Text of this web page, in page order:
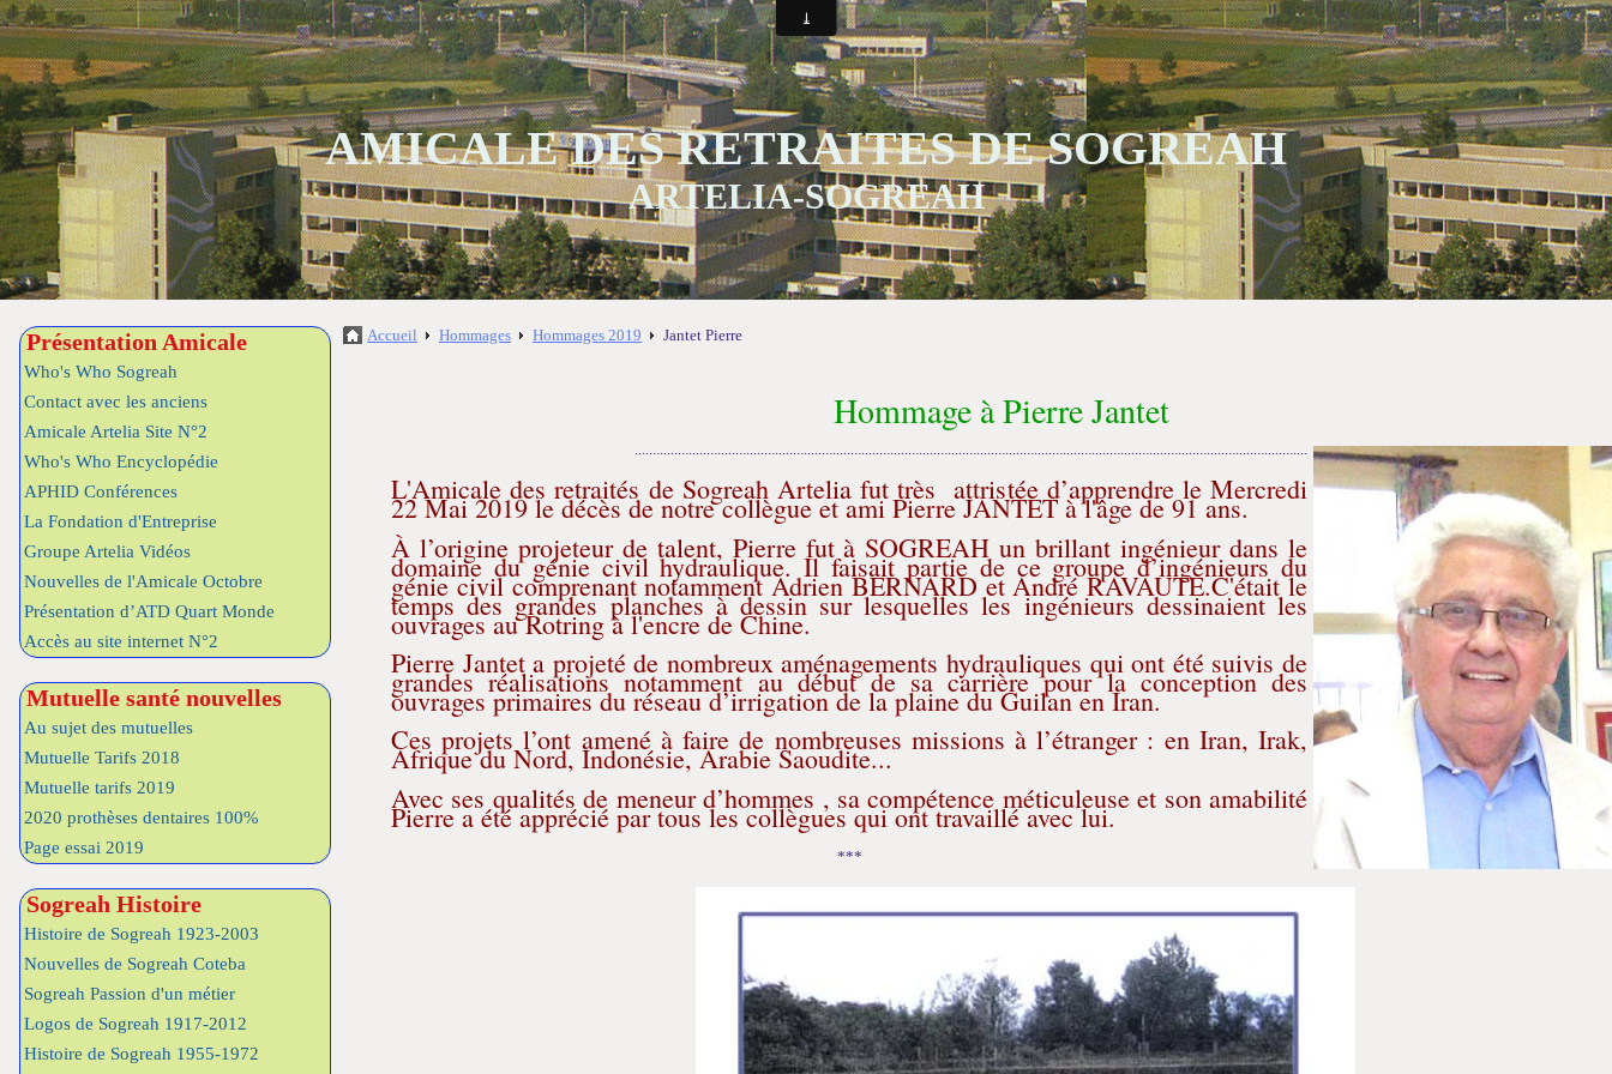
AMICALE DES RETRAITES DE SOGREAH
ARTELIA-SOGREAH
Présentation Amicale
Who's Who Sogreah
Contact avec les anciens
Amicale Artelia Site N°2
Who's Who Encyclopédie
APHID Conférences
La Fondation d'Entreprise
Groupe Artelia Vidéos
Nouvelles de l'Amicale Octobre
Présentation d’ATD Quart Monde
Accès au site internet N°2
Mutuelle santé nouvelles
Au sujet des mutuelles
Mutuelle Tarifs 2018
Mutuelle tarifs 2019
2020 prothèses dentaires 100%
Page essai 2019
Sogreah Histoire
Histoire de Sogreah 1923-2003
Nouvelles de Sogreah Coteba
Sogreah Passion d'un métier
Logos de Sogreah 1917-2012
Histoire de Sogreah 1955-1972
Accueil Hommages Hommages 2019 Jantet Pierre
Hommage à Pierre Jantet
L'Amicale des retraités de Sogreah Artelia fut très attristée d’apprendre le Mercredi
22 Mai 2019 le décès de notre collègue et ami Pierre JANTET à l'âge de 91 ans.
À l’origine projeteur de talent, Pierre fut à SOGREAH un brillant ingénieur dans le
domaine du génie civil hydraulique. Il faisait partie de ce groupe d’ingénieurs du
génie civil comprenant notamment Adrien BERNARD et André RAVAUTE.C'était le
temps des grandes planches à dessin sur lesquelles les ingénieurs dessinaient les
ouvrages au Rotring à l'encre de Chine.
Pierre Jantet a projeté de nombreux aménagements hydrauliques qui ont été suivis de
grandes réalisations notamment au début de sa carrière pour la conception des
ouvrages primaires du réseau d’irrigation de la plaine du Guilan en Iran.
Ces projets l’ont amené à faire de nombreuses missions à l’étranger : en Iran, Irak,
Afrique du Nord, Indonésie, Arabie Saoudite...
Avec ses qualités de meneur d’hommes , sa compétence méticuleuse et son amabilité
Pierre a été apprécié par tous les collègues qui ont travaillé avec lui.
***